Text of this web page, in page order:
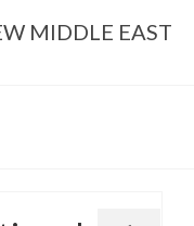
MIDDLE EAST